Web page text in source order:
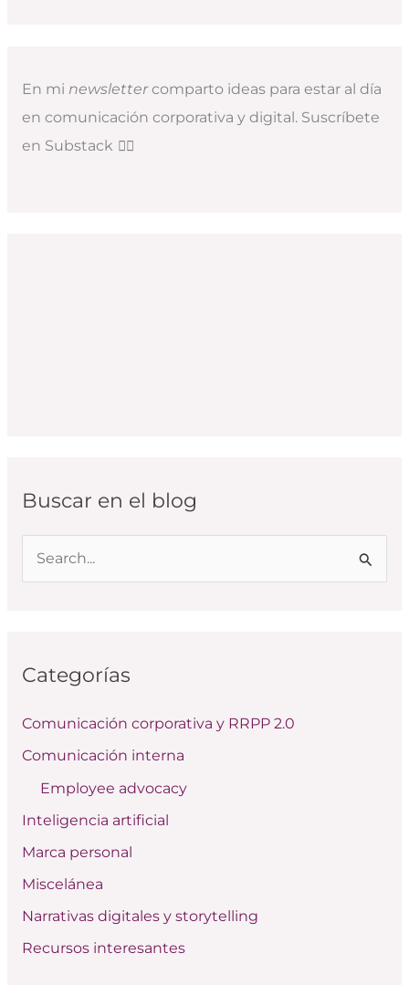
En mi newslettercomparto ideas para estar al día
en comunicación corporativa y digital. Suscríbete
en Substack 👇🏻
Buscar en el blog
a
p
o
:
Categorías
Comunicación corporativa y RRPP 2.0
Comunicación interna
Employee advocacy
Inteligencia artificial
Marca personal
Miscelánea
Narrativas digitales y storytelling
Recursos interesantes